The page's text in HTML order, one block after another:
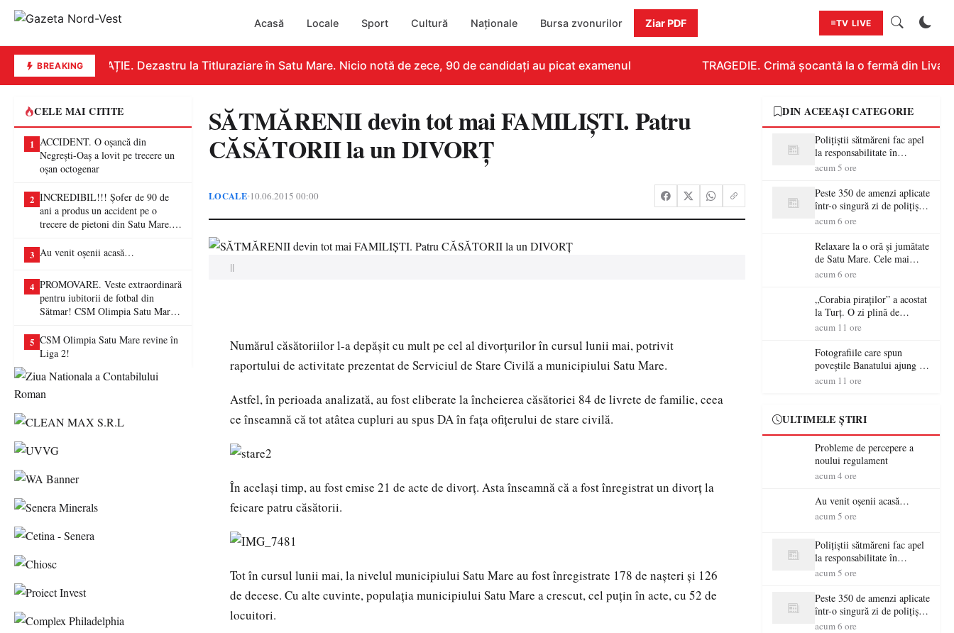
Acasă Locale Sport Cultură Naționale Bursa zvonurilor Ziar PDF TV LIVE
BREAKINGEDUCAȚIE. Dezastru la Titluraziare în Satu Mare. Nicio notă de zece, 90 de candidați au picat examenul TRAGEDIE. Crimă șocantă la o fermă din
CELE MAI CITITE
1 ACCIDENT. O oșancă din
Negrești-Oaș a lovit pe trecere un
oșan octogenar
2 INCREDIBIL!!! Șofer de 90 de
ani a produs un accident pe o
trecere de pietoni din Satu Mare. O
3 Au venit oșenii acasă…
4 PROMOVARE. Veste extraordinară
pentru iubitorii de fotbal din
Sătmar! CSM Olimpia Satu Mare
5 CSM Olimpia Satu Mare revine în
Liga 2!
SĂTMĂRENII devin tot mai FAMILIŞTI. Patru
CĂSĂTORII la un DIVORŢ
LOCALE•10.06.2015 00:00
||
Numărul căsătoriilor l-a depăşit cu mult pe cel al divorţurilor în cursul lunii mai, potrivit
raportului de activitate prezentat de Serviciul de Stare Civilă a municipiului Satu Mare.
Astfel, în perioada analizată, au fost eliberate la încheierea căsătoriei 84 de livrete de familie, ceea
ce înseamnă că tot atâtea cupluri au spus DA în faţa ofiţerului de stare civilă.
În acelaşi timp, au fost emise 21 de acte de divorţ. Asta înseamnă că a fost înregistrat un divorţ la
feicare patru căsătorii.
Tot în cursul lunii mai, la nivelul municipiului Satu Mare au fost înregistrate 178 de naşteri şi 126
de decese. Cu alte cuvinte, populaţia municipiului Satu Mare a crescut, cel puţin în acte, cu 52 de
locuitori.
DIN ACEEAȘI CATEGORIE
Polițiștii sătmăreni fac apel
la responsabilitate în
trafic…
acum 5 ore
Peste 350 de amenzi aplicate
într-o singură zi de polițiștii
sătmăreni
acum 6 ore
Relaxare la o oră și jumătate
de Satu Mare. Cele mai
spectaculoase piscine
Maramureș, ideale pentru o
escapadă de vară
acum 6 ore
„Corabia piraților” a acostat
la Turț. O zi plină de
aventură și lecții despre
tabăra de vară
acum 11 ore
Fotografiile care spun
poveștile Banatului ajung la
Muzeul de Artă Satu Mare
acum 11 ore
ULTIMELE ȘTIRI
Probleme de percepere a
noului regulament
acum 4 ore
Au venit oșenii acasă…
acum 5 ore
Polițiștii sătmăreni fac apel
la responsabilitate în
trafic…
acum 5 ore
Peste 350 de amenzi aplicate
într-o singură zi de polițiștii
sătmăreni
acum 6 ore